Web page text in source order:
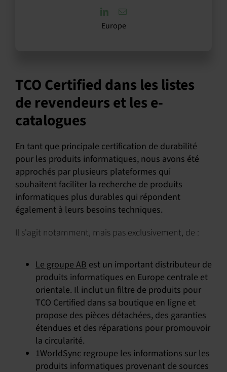
Europe
TCO Certified dans les listes
de revendeurs et les e-
catalogues
En tant que principale certification de durabilité
pour les produits informatiques, nous avons été
approchés par plusieurs plateformes qui
souhaitent faciliter la recherche de produits
informatiques plus durables qui répondent
également à leurs besoins techniques.
Il s'agit notamment, mais pas exclusivement, de :
Le groupe ABest un important distributeur de
produits informatiques en Europe centrale et
orientale. Il inclut un filtre de produits pour
TCO Certified dans sa boutique en ligne et
propose des pièces détachées, des garanties
étendues et des réparations pour promouvoir
la circularité.
1WorldSyncregroupe les informations sur les
produits informatiques provenant de sources